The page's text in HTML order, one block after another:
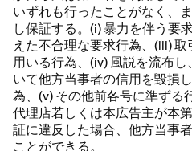
いずれも行ったことがなく、
し保証する。(i) 暴力を伴う要
えた不合理な要求行為、(iii)
用いる行為、(iv) 風説を流布
いて他方当事者の信用を毀損
為、(v) その他前各号に準ず
代理店若しくは本広告主が本
証に違反した場合、他方当事
ことができる。